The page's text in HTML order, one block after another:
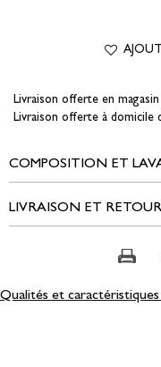
Livraison offerte en magasin
Livraison offerte à domicile
COMPOSITION ET
Tissu principal : 85%
Composition et lavage :
LIVRAISON ET RETOUR
NOS MODES DE
GRATUIT
Qualités et